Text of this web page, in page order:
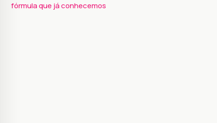
fórmula que já conhecemos